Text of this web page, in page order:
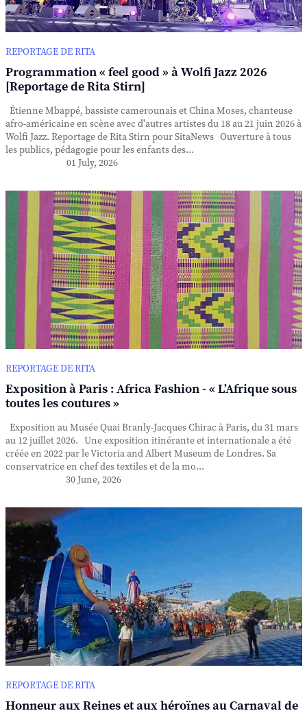
REPORTAGE DE RITA
Programmation « feel good » à Wolfi Jazz 2026
[Reportage de Rita Stirn]
Étienne Mbappé, bassiste camerounais et China Moses, chanteuse
afro-américaine en scène avec d'autres artistes du 18 au 21 juin 2026 à
Wolfi Jazz. Reportage de Rita Stirn pour SitaNews Ouverture à tous
les publics, pédagogie pour les enfants des...
01 July, 2026
REPORTAGE DE RITA
Exposition à Paris : Africa Fashion - « L’Afrique sous
toutes les coutures »
Exposition au Musée Quai Branly-Jacques Chirac à Paris, du 31 mars
au 12 juillet 2026. Une exposition itinérante et internationale a été
créée en 2022 par le Victoria and Albert Museum de Londres. Sa
conservatrice en chef des textiles et de la mo...
30 June, 2026
REPORTAGE DE RITA
Honneur aux Reines et aux héroïnes au Carnaval de